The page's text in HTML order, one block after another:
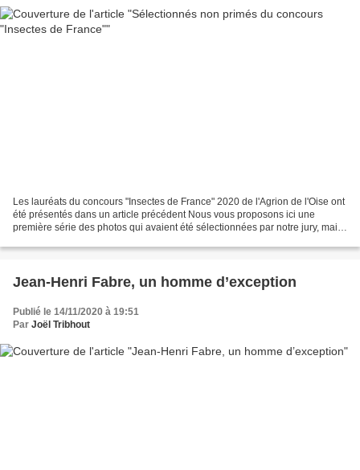
Les lauréats du concours "Insectes de France" 2020 de l'Agrion de l'Oise ont
été présentés dans un article précédent Nous vous proposons ici une
première série des photos qui avaient été sélectionnées par notre jury, mais
Jean-Henri Fabre, un homme d’exception
Publié le 14/11/2020 à 19:51
Par Joël Tribhout